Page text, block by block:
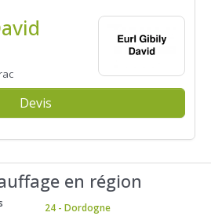
Devis
en région
24 - Dordogne